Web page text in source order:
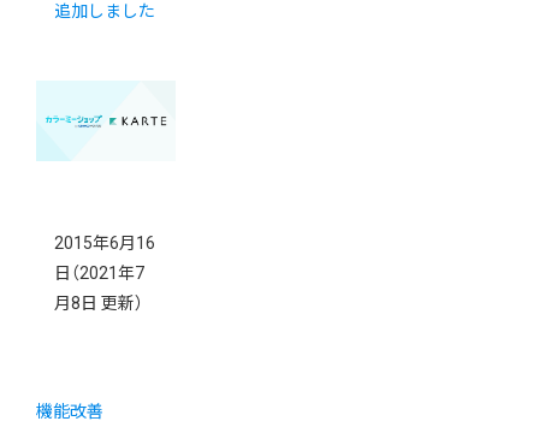
追加しました
2015年6月16
日 （2021年7
月8日 更新）
機能改善